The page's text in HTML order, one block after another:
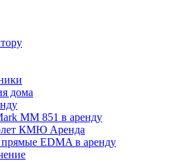
дома
MM 851 в аренду
КМЮ Аренда
EDMA в аренду